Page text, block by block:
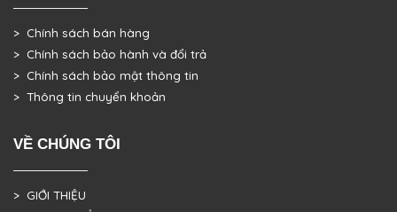
> Chính sách bán hàng
> Chính sách bảo hành và đổi trả
> Chính sách bảo mật thông tin
> Thông tin chuyển khoản
VỀ CHÚNG TÔI
> GIỚI THIỆU